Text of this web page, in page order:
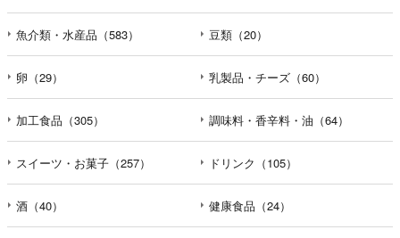
魚介類・水産品（583） 豆類（20）
卵（29） 乳製品・チーズ（60）
加工食品（305） 調味料・香辛料・油（64）
スイーツ・お菓子（257） ドリンク（105）
酒（40） 健康食品（24）